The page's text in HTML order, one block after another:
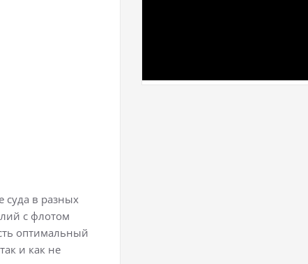
суда в разных
с флотом
оптимальный
и как не